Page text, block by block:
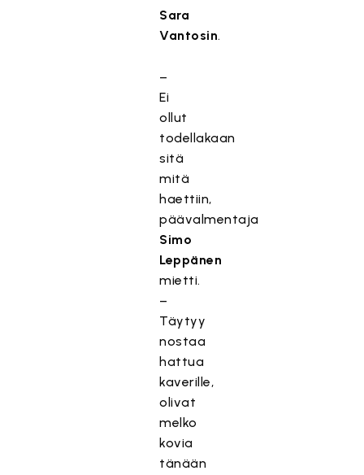
Sara
Vantosin.
–
Ei
ollut
todellakaan
sitä
mitä
haettiin,
päävalmentaja
Simo
Leppänen
mietti.
–
Täytyy
nostaa
hattua
kaverille,
olivat
melko
kovia
tänään